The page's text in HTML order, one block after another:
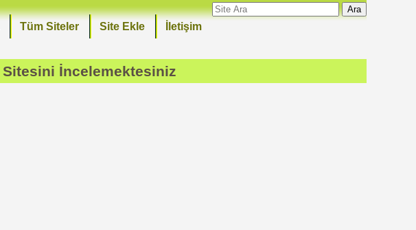
Ara
İletişim
Site Ekle
Tüm Siteler
Sitesini İncelemektesiniz